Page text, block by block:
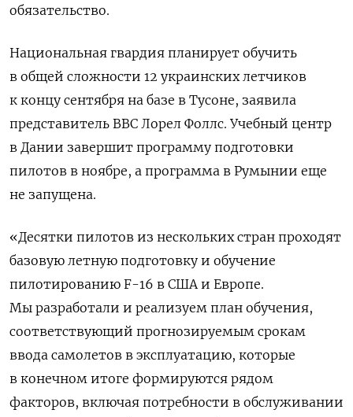
обязательство.
Национальная гвардия планирует обучить
в общей сложности 12 украинских летчиков
к концу сентября на базе в Тусоне, заявила
представитель ВВС Лорел Фоллс. Учебный центр
в Дании завершит программу подготовки
пилотов в ноябре, а программа в Румынии еще
не запущена.
«Десятки пилотов из нескольких стран проходят
базовую летную подготовку и обучение
пилотированию F-16 в США и Европе.
Мы разработали и реализуем план обучения,
соответствующий прогнозируемым срокам
ввода самолетов в эксплуатацию, которые
в конечном итоге формируются рядом
факторов, включая потребности в обслуживании